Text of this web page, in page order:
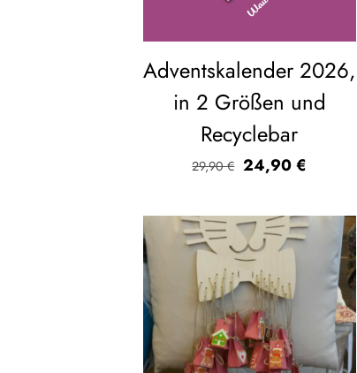
Adventskalender 2026,
in 2 Größen und
Recyclebar
29,90€ Ursprünglicher
war:
29,90 €
24,90€
ist:
24,90 €.